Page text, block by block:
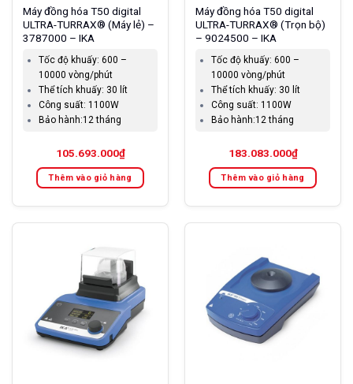
Máy đồng hóa T50 digital
ULTRA-TURRAX® (Máy lẻ) –
3787000 – IKA
Tốc độ khuấy: 600 –
10000 vòng/phút
Thể tích khuấy: 30 lít
Công suất: 1100W
Bảo hành:12 tháng
105.693.000₫
Thêm vào giỏ hàng
Máy đồng hóa T50 digital
ULTRA-TURRAX® (Trọn bộ)
– 9024500 – IKA
Tốc độ khuấy: 600 –
10000 vòng/phút
Thể tích khuấy: 30 lít
Công suất: 1100W
Bảo hành:12 tháng
183.083.000₫
Thêm vào giỏ hàng